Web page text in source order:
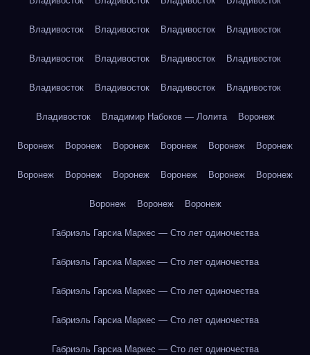
Владивосток Владивосток Владивосток Владивосток
Владивосток Владивосток Владивосток Владивосток
Владивосток Владивосток Владивосток Владивосток
Владивосток Владимир Набоков — Лолита Воронеж
Воронеж Воронеж Воронеж Воронеж Воронеж Воронеж
Воронеж Воронеж Воронеж Воронеж Воронеж Воронеж
Воронеж Воронеж Воронеж
Габриэль Гарсиа Маркес — Сто лет одиночества
Габриэль Гарсиа Маркес — Сто лет одиночества
Габриэль Гарсиа Маркес — Сто лет одиночества
Габриэль Гарсиа Маркес — Сто лет одиночества
Габриэль Гарсиа Маркес — Сто лет одиночества